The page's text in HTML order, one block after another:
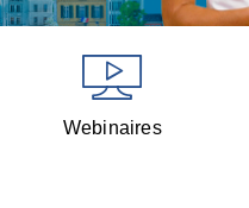
Webinaires